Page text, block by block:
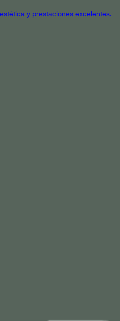
y prestaciones excelentes.